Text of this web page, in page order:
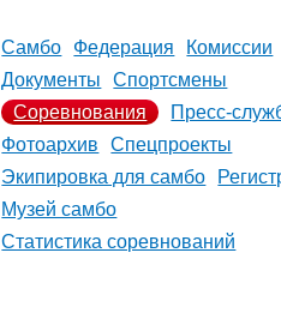
Самбо Федерация
Комиссии
Документы
Спортсмены
Соревнования
Пресс-
Фотоархив
Спецпроекты
Экипировка для самбо
Музей самбо
Статистика соревнований